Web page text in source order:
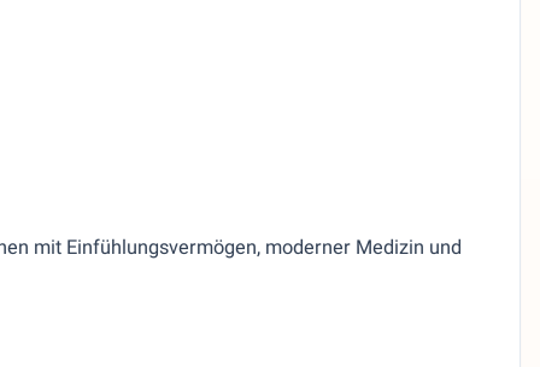
mit Einfühlungsvermögen, moderner Medizin und